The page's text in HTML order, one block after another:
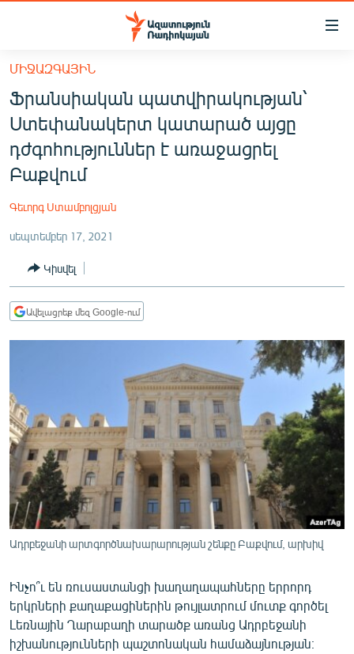
Մատչելիության
հիմնական
բովանդակությանը
Անցնել
հիմնական
մենյուին
Որոնում
ՀԱՅԱՍՏԱՆ
ՔԱՂԱՔԱԿԱՆ
ԸՆՏՐՈՒԹՅՈՒՆՆԵՐ 2026
ՊԱՏԵՐԱԶՄԻ 6 ՇԱԲԱԹՆԵՐԸ
ՏԱՐԱԾԱՇՐՋԱՆ
ՄՇԱԿՈՒՅԹ
ՍՊՈՐՏ
ՄԵԿՆԱԲԱՆՈՒԹՅՈՒՆ
ՏՏ ԵՒ ԻՆՏԵՐՆԵՏ
ԿՈՐՈՆԱՎԻՐՈՒՍ
ԱՐԽԻՎ
ԲԱՆԱՎԵՃ
ՁԳՏԵԼՈՎ ԼԱՎԱԳՈՒՅՆԻՆ
ՄԻՋԱԶԳԱՅԻՆ
Ֆրանսիական պատվիրակության՝
Ստեփանակերտ կատարած այցը
դժգոհություններ է առաջացրել
Բաքվում
Գեւորգ Ստամբոլցյան
սեպտեմբեր 17, 2021
Կիսվել
Ավելացրեք մեզ Google-ում
Ադրբեջանի արտգործնախարարության շենքը Բաքվում, արխիվ
Ինչո՞ւ են ռուսաստանցի խաղաղապահները երրորդ
երկրների քաղաքացիներին թույլատրում մուտք գործել
Լեռնային Ղարաբաղի տարածք առանց Ադրբեջանի
իշխանությունների պաշտոնական համաձայնության։